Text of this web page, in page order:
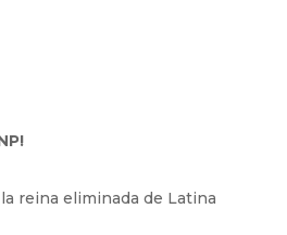
reina eliminada de Latina